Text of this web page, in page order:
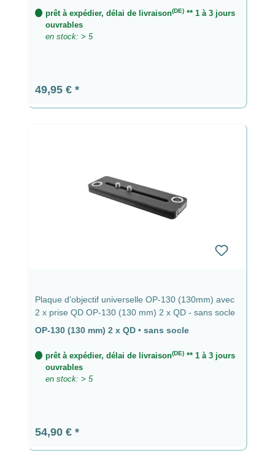
prêt à expédier, délai de livraison(DE)** 1 à 3 jours
ouvrables
en stock: > 5
Prix régulier :
49,95 €
Plaque d'objectif universelle OP-130 (130mm) avec
2 x prise QD OP-130 (130 mm) 2 x QD - sans socle
OP-130 (130 mm) 2 x QD • sans socle
prêt à expédier, délai de livraison(DE)** 1 à 3 jours
ouvrables
en stock: > 5
Prix régulier :
54,90 €